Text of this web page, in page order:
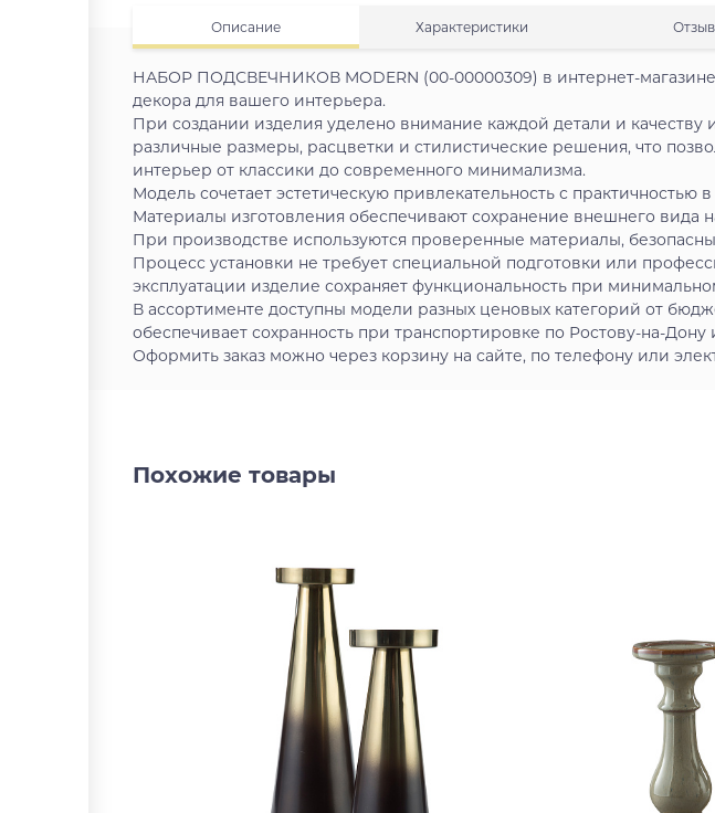
Описание Характеристики
НАБОР ПОДСВЕЧНИКОВ MODERN (00-00000309) в интернет-
декора для вашего интерьера.
При создании изделия уделено внимание каждой детали и качеству
различные размеры, расцветки и стилистические решения, что
интерьер от классики до современного минимализма.
Модель сочетает эстетическую привлекательность с практичностью
Материалы изготовления обеспечивают сохранение внешнего вида
При производстве используются проверенные материалы,
Процесс установки не требует специальной подготовки или
эксплуатации изделие сохраняет функциональность при
В ассортименте доступны модели разных ценовых категорий от
обеспечивает сохранность при транспортировке по Ростову-на-
Оформить заказ можно через корзину на сайте, по телефону или
Похожие товары